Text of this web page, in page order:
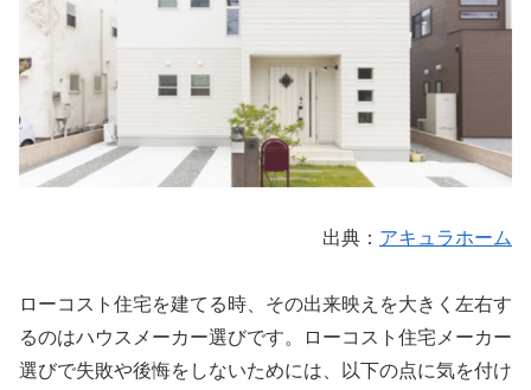
出典： アキュラホーム
ローコスト住宅を建てる時、その出来映えを大きく左右す
るのはハウスメーカー選びです。ローコスト住宅メーカー
選びで失敗や後悔をしないためには、以下の点に気を付け